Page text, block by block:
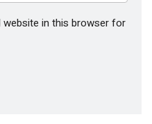
website in this browser for